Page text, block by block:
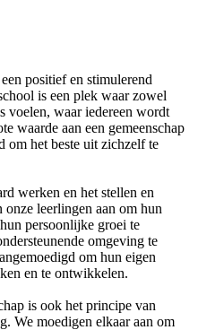
positief en stimulerend
is een plek waar zowel
voelen, waar iedereen wordt
waarde aan een gemeenschap
om het beste uit zichzelf te
werken en het stellen en
leerlingen aan om hun
persoonlijke groei te
omgeving te
om hun eigen
en te ontwikkelen.
is ook het principe van
We moedigen elkaar aan om